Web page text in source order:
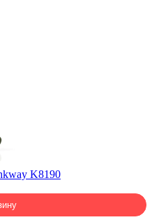
K8190